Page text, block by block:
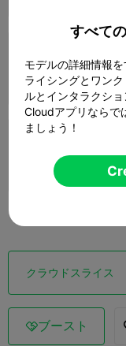
ィル
ル
クラウドスライス
ブースト
すべて
モデルの詳細情報
ライシングとワン
ルとインタラクシ
Cloudアプリならで
ましょう！